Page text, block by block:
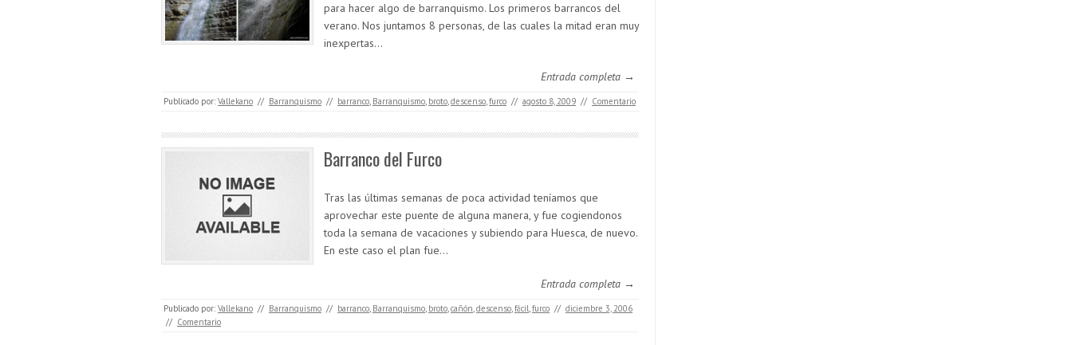
para hacer algo de barranquismo. Los primeros barrancos del
verano. Nos juntamos 8 personas, de las cuales la mitad eran muy
inexpertas…
Entrada completa →
Publicado por: Vallekano // Barranquismo // barranco, Barranquismo, broto,descenso,furco // agosto 8, 2009 // Comentario
Barranco del Furco
Tras las últimas semanas de poca actividad teníamos que
aprovechar este puente de alguna manera, y fue cogiendonos
toda la semana de vacaciones y subiendo para Huesca, de nuevo.
En este caso el plan fue…
Entrada completa →
Publicado por: Vallekano // Barranquismo // barranco, Barranquismo, broto,cañón,descenso,fácil,furco // diciembre 3, 2006
// Comentario